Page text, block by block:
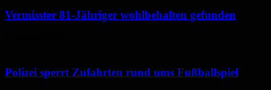
Vermisster 81-Jähriger wohlbehalten gefunden
Polizei sperrt Zufahrten rund ums Fußballspiel